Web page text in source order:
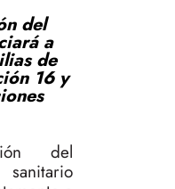
del
a
de
16 y
del